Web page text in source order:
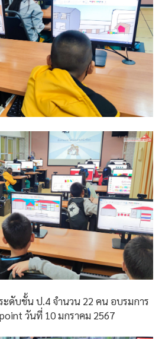
ะดับชั้น ป.4 จำนวน 22 คน อบรมการ
วันที่ 10 มกราคม 2567